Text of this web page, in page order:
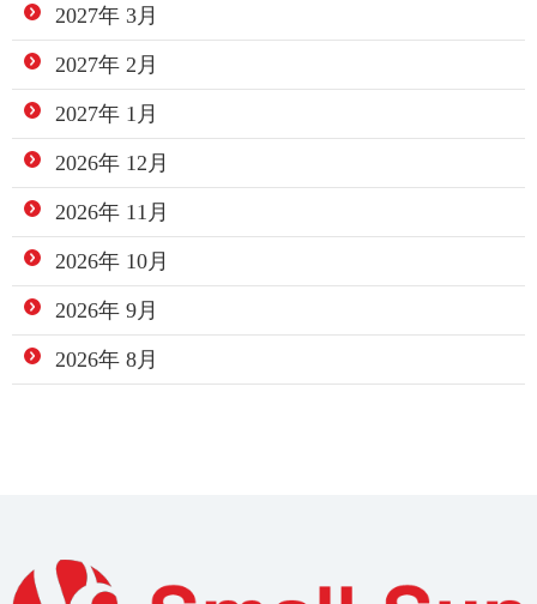
2027年 3月
2027年 2月
2027年 1月
2026年 12月
2026年 11月
2026年 10月
2026年 9月
2026年 8月